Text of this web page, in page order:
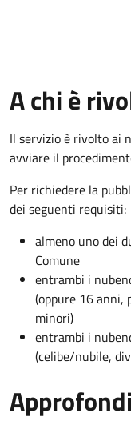
A chi è
Il servizio è rivolto ai
avviare il
Per richiedere la
dei seguenti requisiti:
almeno uno dei
Comune
entrambi i
(oppure 16 anni,
minori)
entrambi i
(celibe/nubile,